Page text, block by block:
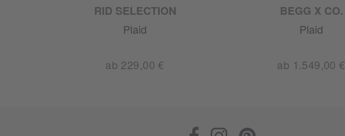
RID SELECTION
Plaid
ab 229,00 €
BEGG X CO.
Plaid
ab 1.549,00 €